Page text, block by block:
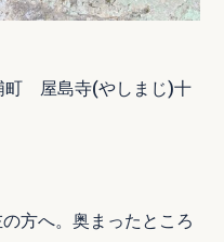
町 屋島寺(やしまじ)十
方へ。奥まったところ